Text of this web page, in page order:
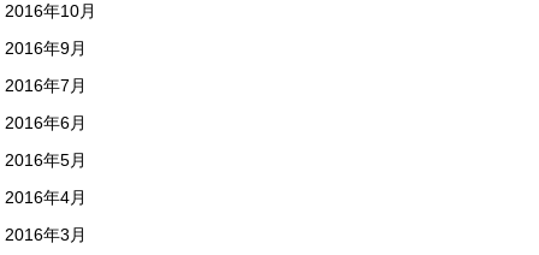
2016年10月
2016年9月
2016年7月
2016年6月
2016年5月
2016年4月
2016年3月